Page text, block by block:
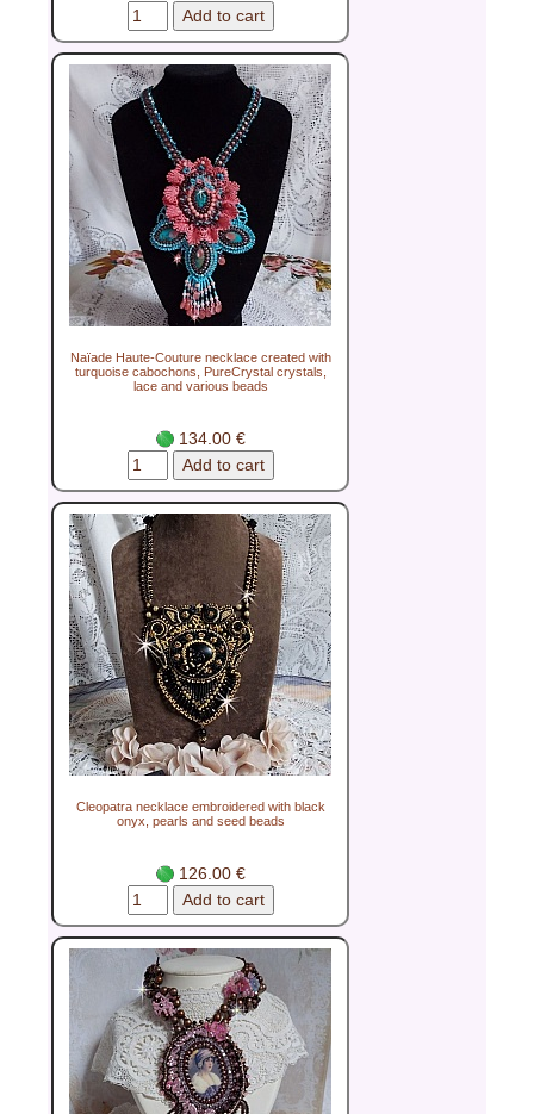
Naïade Haute-Couture necklace created with
turquoise cabochons, PureCrystal crystals,
lace and various beads
134.00 €
Cleopatra necklace embroidered with black
onyx, pearls and seed beads
126.00 €